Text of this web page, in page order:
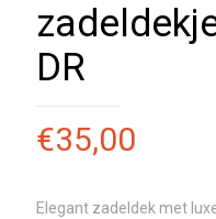
DR
€35,00
Elegant zadeldek met